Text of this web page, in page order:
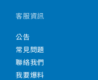
客服資訊
公告
常見問題
聯絡我們
我要爆料